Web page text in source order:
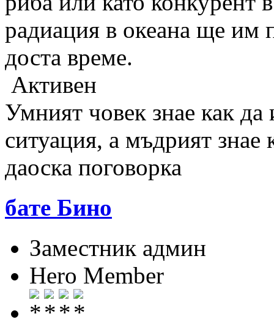
радиация в океана ще им
доста време.
Активен
Умният човек знае как да
ситуация, а мъдрият знае
даоска поговорка
бате Бино
Заместник админ
Hero Member